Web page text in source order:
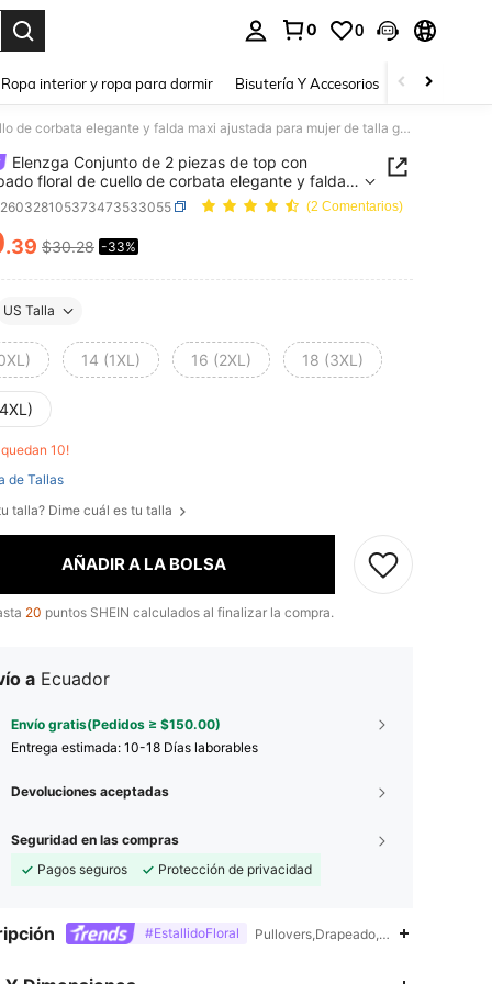
0 0
Ropa interior y ropa para dormir Bisutería Y Accesorios Zapatos
Elenzga Conjunto de 2 piezas de top con estampado floral de cuello de corbata elegante y falda maxi ajustada para mujer de talla grande
Elenzga Conjunto de 2 piezas de top con
floral de cuello de corbata elegante y falda
para mujer de talla grande
(2 Comentarios)
AND AVAILABILITY
.39 $30.28 -33%
US Talla
14 (1XL) 16 (2XL) 18 (3XL)
quedan 10!
de Tallas
talla? Dime cuál es tu talla
AÑADIR A LA BOLSA
20 puntos SHEIN calculados al finalizar la compra.
a Ecuador
Envío gratis(Pedidos ≥ $150.00)
Entrega estimada: 10-18 Días laborables
Devoluciones aceptadas
Seguridad en las compras
Pagos seguros
Protección de privacidad
#EstallidoFloral Pullovers,Drapeado,Halter
4.84